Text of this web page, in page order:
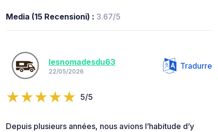
Media (15 Recensioni) : 3.67/5
lesnomadesdu63
22/05/2026
Tradurre
5/5
Depuis plusieurs années, nous avions l’habitude d’y